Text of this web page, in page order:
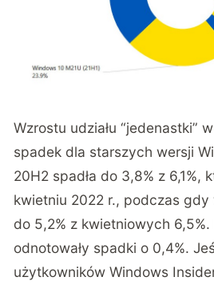
Wzrostu udziału “jedenastki”
spadek dla starszych wersji
20H2 spadła do 3,8% z 6,1%,
kwietniu 2022 r., podczas gdy
do 5,2% z kwietniowych
odnotowały spadki o 0,4%.
użytkowników Windows